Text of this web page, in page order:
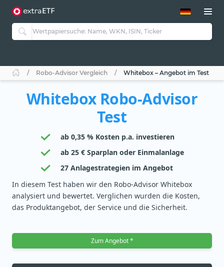
ETF-Guide 2.0
Guide Aktive ETFs
ETF-Sparpläne
Robo-Advisor Vergleich Whitebox – Angebot im Test
Whitebox Robo-Advisor
Test
ab 0,35 % Kosten p.a. investieren
ab 25 € Sparplan oder Einmalanlage
27 Anlagestrategien im Angebot
In diesem Test haben wir den Robo-Advisor Whitebox
analysiert und bewertet. Verglichen wurden die Kosten,
das Produktangebot, der Service und die Sicherheit.
Zum Angebot *